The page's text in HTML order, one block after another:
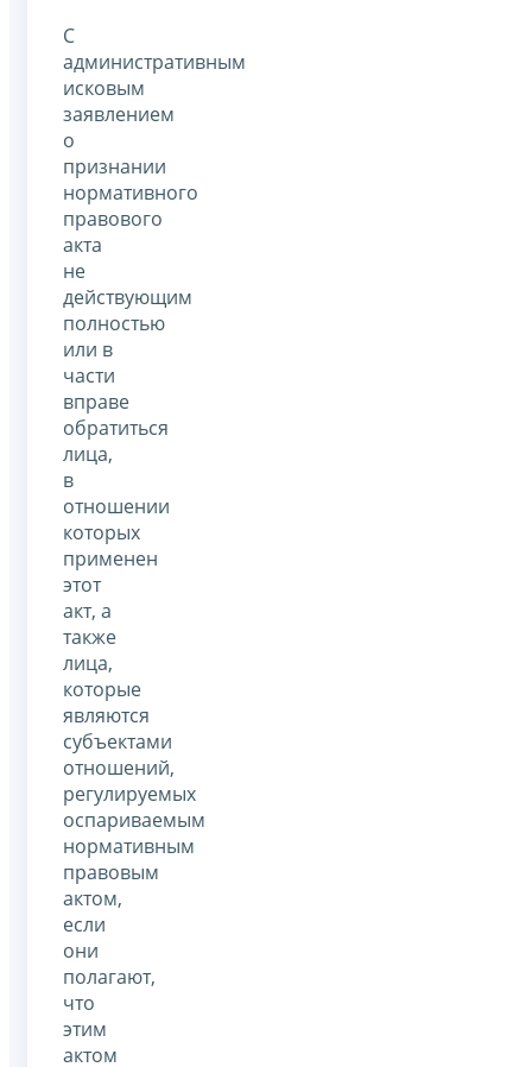
С
административным
исковым
заявлением
о
признании
нормативного
правового
акта
не
действующим
полностью
или в
части
вправе
обратиться
лица,
в
отношении
которых
применен
этот
акт, а
также
лица,
которые
являются
субъектами
отношений,
регулируемых
оспариваемым
нормативным
правовым
актом,
если
они
полагают,
что
этим
актом